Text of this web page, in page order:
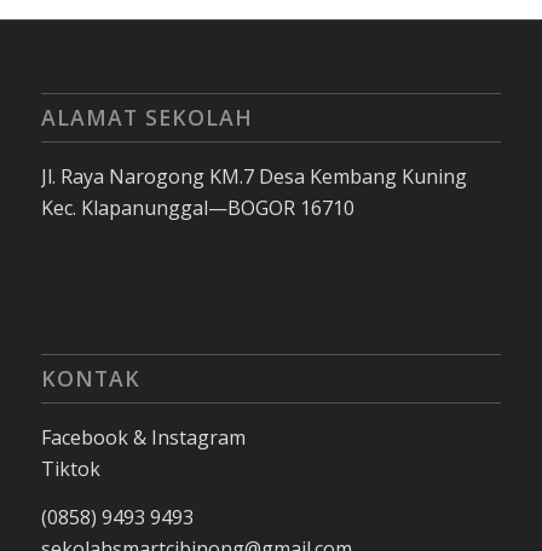
ALAMAT SEKOLAH
Jl. Raya Narogong KM.7 Desa Kembang Kuning
Kec. Klapanunggal—BOGOR 16710
KONTAK
Facebook & Instagram
Tiktok
(0858) 9493 9493